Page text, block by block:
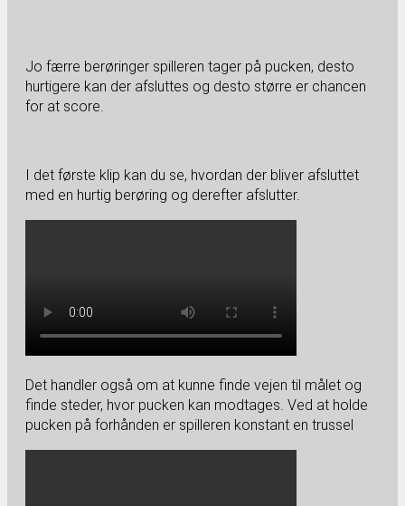
Jo færre berøringer spilleren tager på pucken, desto
hurtigere kan der afsluttes og desto større er chancen
for at score.
I det første klip kan du se, hvordan der bliver afsluttet
med en hurtig berøring og derefter afslutter.
Det handler også om at kunne finde vejen til målet og
finde steder, hvor pucken kan modtages. Ved at holde
pucken på forhånden er spilleren konstant en trussel